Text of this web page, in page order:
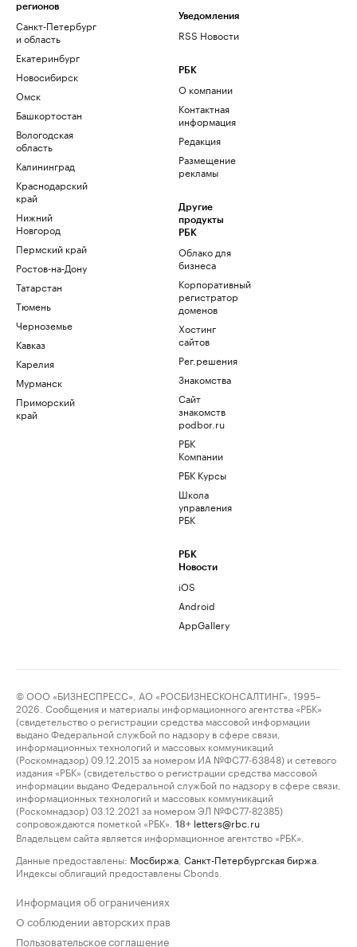
регионов
Санкт-Петербург
и область
Екатеринбург
Новосибирск
Омск
Башкортостан
Вологодская
область
Калининград
Краснодарский
край
Нижний
Новгород
Пермский край
Ростов-на-Дону
Татарстан
Тюмень
Черноземье
Кавказ
Карелия
Мурманск
Приморский
край
Уведомления
RSS Новости
РБК
О компании
Контактная
информация
Редакция
Размещение
рекламы
Другие
продукты
РБК
Облако для
бизнеса
Корпоративный
регистратор
доменов
Хостинг
сайтов
Рег.решения
Знакомства
Сайт
знакомств
podbor.ru
РБК
Компании
РБК Курсы
Школа
управления
РБК
РБК
Новости
iOS
Android
AppGallery
© ООО «БИЗНЕСПРЕСС», АО «РОСБИЗНЕСКОНСАЛТИНГ», 1995–
2026. Сообщения и материалы информационного агентства «РБК»
(свидетельство о регистрации средства массовой информации
выдано Федеральной службой по надзору в сфере связи,
информационных технологий и массовых коммуникаций
(Роскомнадзор) 09.12.2015 за номером ИА №ФС77-63848) и сетевого
издания «РБК» (свидетельство о регистрации средства массовой
информации выдано Федеральной службой по надзору в сфере связи,
информационных технологий и массовых коммуникаций
(Роскомнадзор) 03.12.2021 за номером ЭЛ №ФС77-82385)
сопровождаются пометкой «РБК».
18+ letters@rbc.ru
Владельцем сайта является информационное агентство «РБК».
Данные предоставлены: Мосбиржа Санкт-Петербургская биржа
Индексы облигаций предоставлены Cbonds.
Информация об ограничениях
О соблюдении авторских прав
Пользовательское соглашение